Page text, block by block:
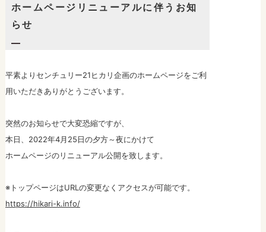
ホームページリニューアルに伴うお知
らせ
平素よりセンチュリー21ヒカリ企画のホームページをご利
用いただきありがとうございます。
突然のお知らせで大変恐縮ですが、
本日、2022年4月25日の夕方～夜にかけて
ホームページのリニューアル公開を致します。
※トップページはURLの変更なくアクセスが可能です。
https://hikari-k.info/